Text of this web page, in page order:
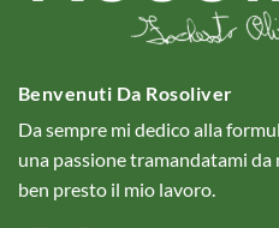
Benvenuti Da Rosoliver
Da sempre mi dedico alla
una passione tramandatami
ben presto il mio lavoro.